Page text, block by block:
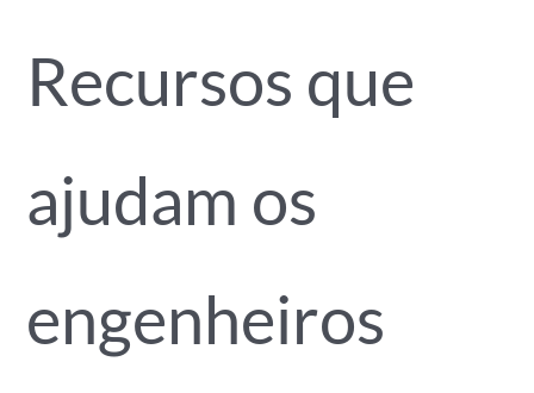
Recursos que
ajudam os
engenheiros